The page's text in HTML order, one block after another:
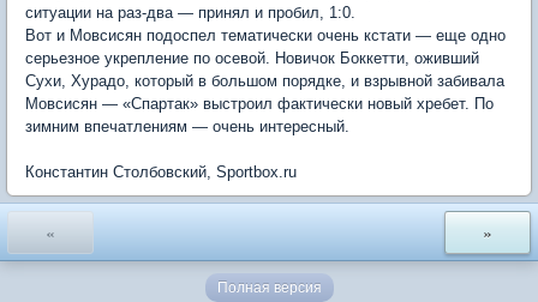
ситуации на раз-два — принял и пробил, 1:0.
Вот и Мовсисян подоспел тематически очень кстати — еще одно
серьезное укрепление по осевой. Новичок Боккетти, оживший
Сухи, Хурадо, который в большом порядке, и взрывной забивала
Мовсисян — «Спартак» выстроил фактически новый хребет. По
зимним впечатлениям — очень интересный.
Константин Столбовский, Sportbox.ru
« »
Полная версия